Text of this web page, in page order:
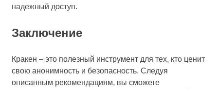
надежный доступ.
Заключение
Кракен – это полезный инструмент для тех, кто ценит
свою анонимность и безопасность. Следуя
описанным рекомендациям, вы сможете